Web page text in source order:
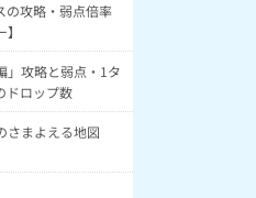
の攻略・弱点倍率
」攻略と弱点・1タ
ドロップ数
さまよえる地図